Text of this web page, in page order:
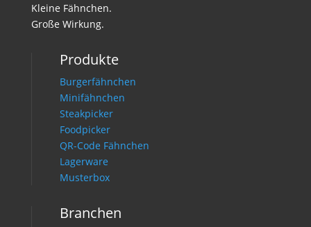
Kleine Fähnchen.
Große Wirkung.
Produkte
Burgerfähnchen
Minifähnchen
Steakpicker
Foodpicker
QR-Code Fähnchen
Lagerware
Musterbox
Branchen